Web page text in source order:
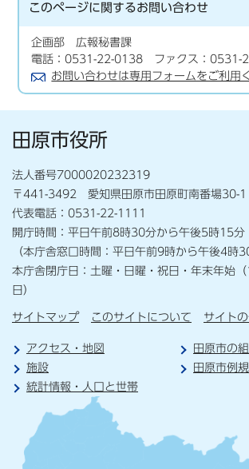
このページに関するお問い合わせ
企画部 広報秘書課
電話：0531-22-0138 ファクス：0531-
お問い合わせは専用フォームをご利用
田原市役所
法人番号7000020232319
〒441-3492 愛知県田原市田原町南番場30-1
代表電話：0531-22-1111
開庁時間：平日午前8時30分から午後5時15分
（本庁舎窓口時間：平日午前9時から午後4時
本庁舎閉庁日：土曜・日曜・祝日・年末年始
日）
サイトマップ このサイトについて サイト
アクセス・地図
田原市の
施設
田原市例
統計情報・人口と世帯